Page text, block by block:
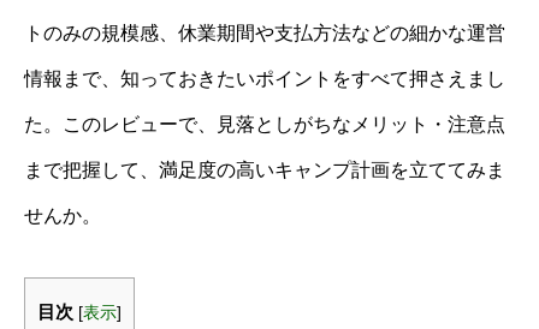
トのみの規模感、休業期間や支払方法などの細かな運営
情報まで、知っておきたいポイントをすべて押さえまし
た。このレビューで、見落としがちなメリット・注意点
まで把握して、満足度の高いキャンプ計画を立ててみま
せんか。
目次 [表示]